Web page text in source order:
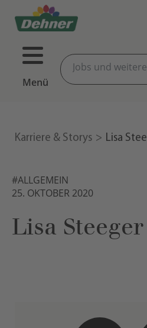
Menü
Karriere & Storys Lisa
#ALLGEMEIN
25. OKTOBER 2020
Lisa Steeger